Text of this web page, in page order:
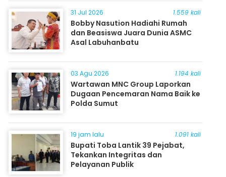
31 Jul 2026 1.559 kali
Bobby Nasution Hadiahi Rumah
dan Beasiswa Juara Dunia ASMC
Asal Labuhanbatu
03 Agu 2026 1.194 kali
Wartawan MNC Group Laporkan
Dugaan Pencemaran Nama Baik ke
Polda Sumut
19 jam lalu 1.091 kali
Bupati Toba Lantik 39 Pejabat,
Tekankan Integritas dan
Pelayanan Publik